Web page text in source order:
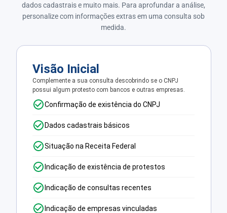
dados cadastrais e muito mais. Para aprofundar a análise,
personalize com informações extras em uma consulta sob
medida.
Visão Inicial
Complemente a sua consulta descobrindo se o CNPJ
possui algum protesto com bancos e outras empresas.
Confirmação de existência do CNPJ
Dados cadastrais básicos
Situação na Receita Federal
Indicação de existência de protestos
Indicação de consultas recentes
Indicação de empresas vinculadas